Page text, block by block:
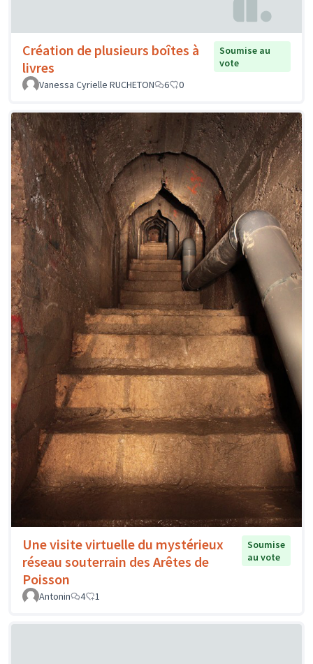
Création de plusieurs boîtes à
livres
Soumise au
vote
Vanessa Cyrielle RUCHETON
6 0
Une visite virtuelle du mystérieux
réseau souterrain des Arêtes de
Poisson
Soumise
au vote
Antonin 4 1